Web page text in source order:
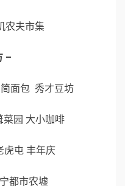
农夫市集
–
面包 秀才豆坊
园 大小咖啡
虎屯 丰年庆
都市农墟